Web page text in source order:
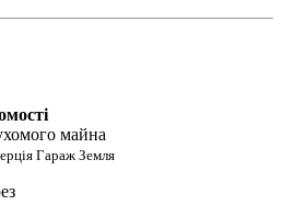
майна
Гараж Земля